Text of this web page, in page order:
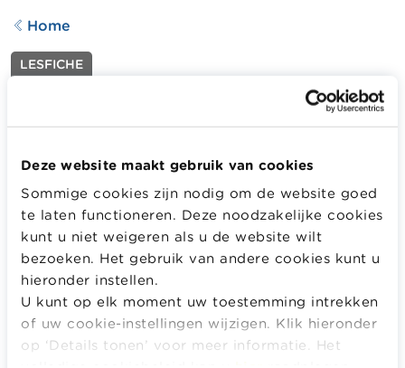
Deze website maakt gebruik van cookies
Sommige cookies zijn nodig om de website goed
te laten functioneren. Deze noodzakelijke cookies
kunt u niet weigeren als u de website wilt
bezoeken. Het gebruik van andere cookies kunt u
hieronder instellen.
U kunt op elk moment uw toestemming intrekken
of uw cookie-instellingen wijzigen. Klik hieronder
op ‘Details tonen’ voor meer informatie. Het
Home
LESFICHE
Aangepast op15.01.2021
Aan de hand van een concrete casus vullen de
leerlingen een krediet aanvraagformulier in. De
leerlingen begrijpen waarom bepaalde gegevens
opgevraagd worden en discussiëren daarover in groep.
Meer informatie